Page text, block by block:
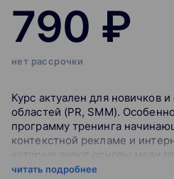
790 ₽
нет рассрочки
Курс актуален для новичков
областей (PR, SMM).
программу тренинга
контекстной рекламе и
которые знают основы
читать подробнее